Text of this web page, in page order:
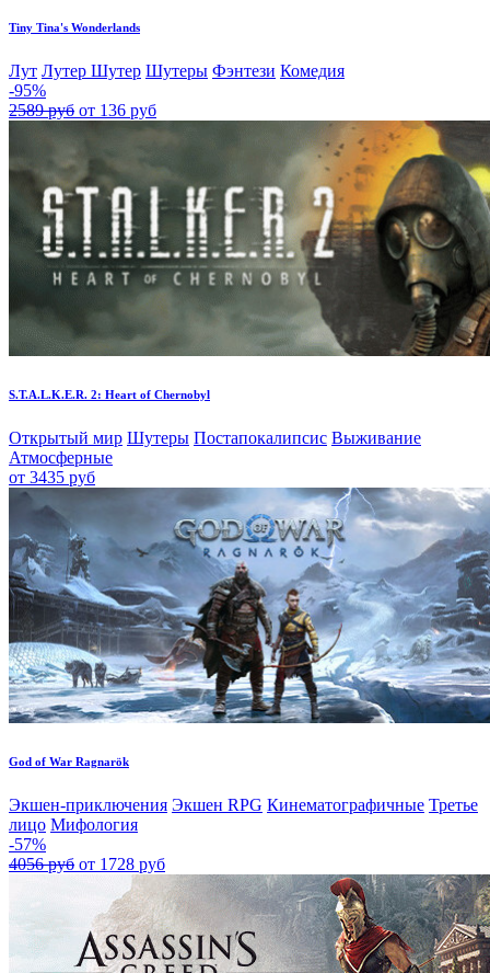
Tiny Tina's Wonderlands
Лут Лутер Шутер Шутеры Фэнтези Комедия
-95%
2589 руб от 136 руб
S.T.A.L.K.E.R. 2: Heart of Chernobyl
Открытый мир Шутеры Постапокалипсис Выживание
Атмосферные
от 3435 руб
God of War Ragnarök
Экшен-приключения Экшен RPG Кинематографичные Третье
лицо Мифология
-57%
4056 руб от 1728 руб